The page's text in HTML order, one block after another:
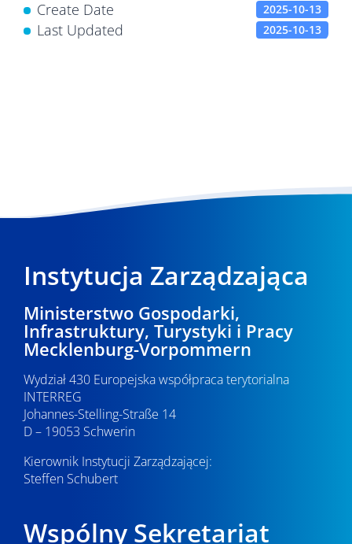
Create Date 2025-10-13
Last Updated 2025-10-13
Instytucja Zarządzająca
Ministerstwo Gospodarki,
Infrastruktury, Turystyki i Pracy
Mecklenburg-Vorpommern
Wydział 430 Europejska współpraca terytorialna
INTERREG
Johannes-Stelling-Straße 14
D – 19053 Schwerin
Kierownik Instytucji Zarządzającej:
Steffen Schubert
Wspólny Sekretariat